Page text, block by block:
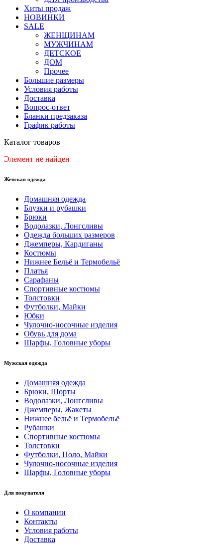
Хиты продаж
НОВИНКИ
SALE
ЖЕНЩИНАМ
МУЖЧИНАМ
ДЕТСКОЕ
ДОМ
Прочее
Большие размеры
Условия работы
Доставка
Вопрос-ответ
Бланки предзаказа
График работы
Каталог товаров
Элемент не найден
Женская одежда
Домашняя одежда
Блузки и рубашки
Брюки
Водолазки, Лонгсливы
Одежда больших размеров
Джемперы, Кардиганы
Костюмы
Нижнее Бельё и Термобельё
Платья
Сарафаны
Спортивные костюмы
Толстовки
Футболки, Майки
Юбки
Чулочно-носочные изделия
Обувь для дома
Шарфы, Головные уборы
Мужская одежда
Домашняя одежда
Брюки, Шорты
Водолазки, Лонгсливы
Джемперы, Жакеты
Нижнее бельё и Термобельё
Рубашки
Спортивные костюмы
Толстовки
Футболки, Поло, Майки
Чулочно-носочные изделия
Шарфы, Головные уборы
Для покупателя
О компании
Контакты
Условия работы
Доставка